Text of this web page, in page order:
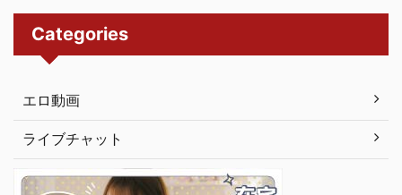
Categories
エロ動画
ライブチャット